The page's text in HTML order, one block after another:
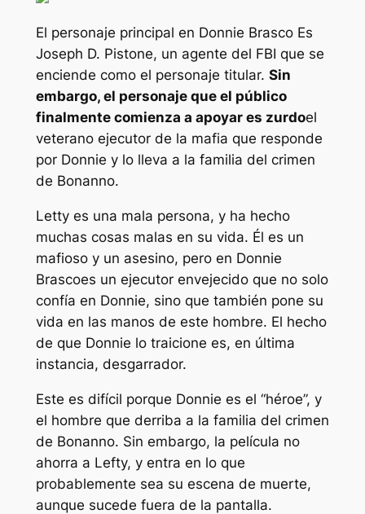
El personaje principal en Donnie BrascoEs
Joseph D. Pistone, un agente del FBI que se
enciende como el personaje titular. Sin
embargo, el personaje que el público
finalmente comienza a apoyar es zurdoel
veterano ejecutor de la mafia que responde
por Donnie y lo lleva a la familia del crimen
de Bonanno.
Letty es una mala persona, y ha hecho
muchas cosas malas en su vida. Él es un
mafioso y un asesino, pero en Donnie
Brascoes un ejecutor envejecido que no solo
confía en Donnie, sino que también pone su
vida en las manos de este hombre. El hecho
de que Donnie lo traicione es, en última
instancia, desgarrador.
Este es difícil porque Donnie es el “héroe”, y
el hombre que derriba a la familia del crimen
de Bonanno. Sin embargo, la película no
ahorra a Lefty, y entra en lo que
probablemente sea su escena de muerte,
aunque sucede fuera de la pantalla.